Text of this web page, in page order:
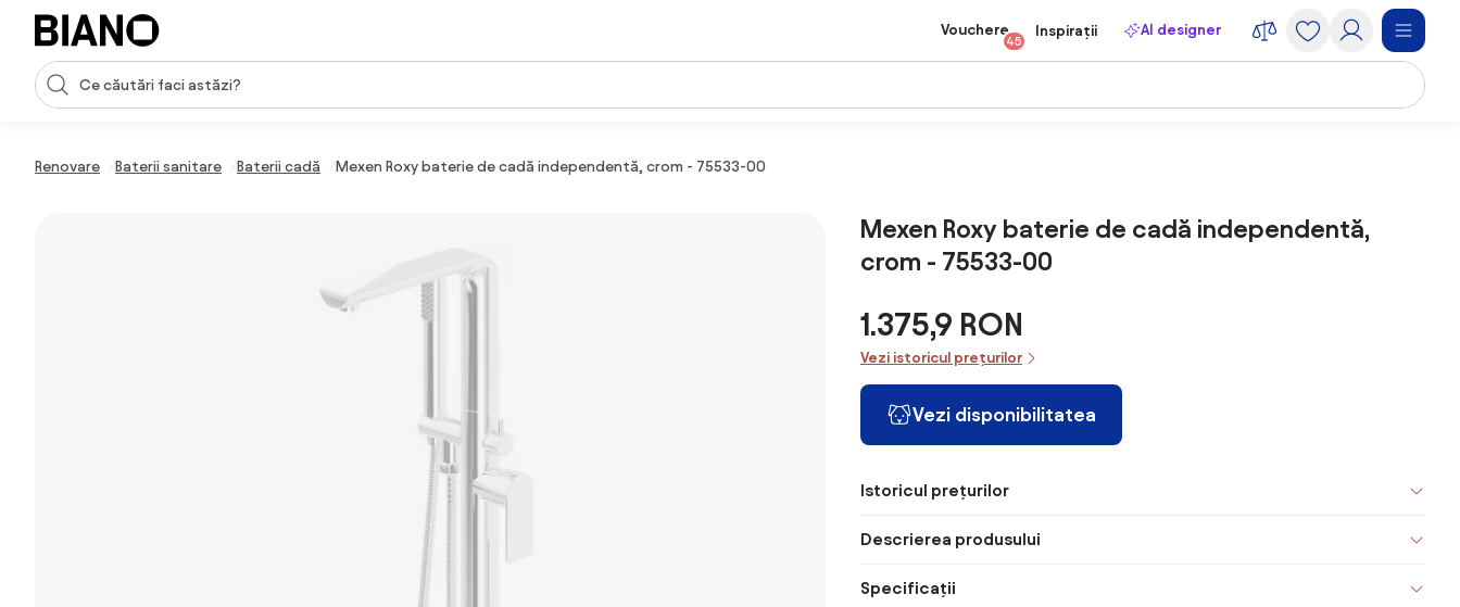
Sari peste navigare, accesează conținutul
Introducerea căutării
Vouchere
45
Inspirații AI designer
Renovare Baterii sanitare Baterii cadă Mexen Roxy baterie de cadă independentă, crom - 75533-00
Mexen Roxy baterie de cadă independentă,
crom - 75533-00
1.375,9 RON
Vezi istoricul prețurilor
Vezi disponibilitatea
Istoricul prețurilor
Descrierea produsului
Specificații